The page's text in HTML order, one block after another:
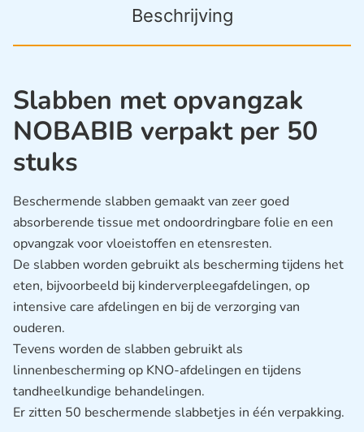
Beschrijving
Slabben met opvangzak
NOBABIB verpakt per 50
stuks
Beschermende slabben gemaakt van zeer goed
absorberende tissue met ondoordringbare folie en een
opvangzak voor vloeistoffen en etensresten.
De slabben worden gebruikt als bescherming tijdens het
eten, bijvoorbeeld bij kinderverpleegafdelingen, op
intensive care afdelingen en bij de verzorging van
ouderen.
Tevens worden de slabben gebruikt als
linnenbescherming op KNO-afdelingen en tijdens
tandheelkundige behandelingen.
Er zitten 50 beschermende slabbetjes in één verpakking.